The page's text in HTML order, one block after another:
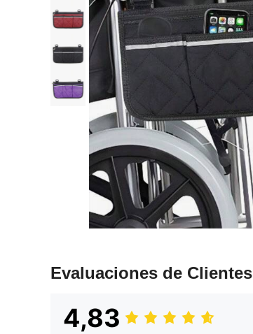
Evaluaciones de Clientes
4,83